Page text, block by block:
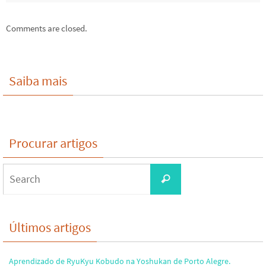
Comments are closed.
Saiba mais
Procurar artigos
Search
Últimos artigos
Aprendizado de RyuKyu Kobudo na Yoshukan de Porto Alegre.